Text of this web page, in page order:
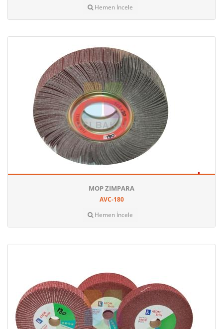
Hemen İncele
MOP ZIMPARA
AVC-180
Hemen İncele